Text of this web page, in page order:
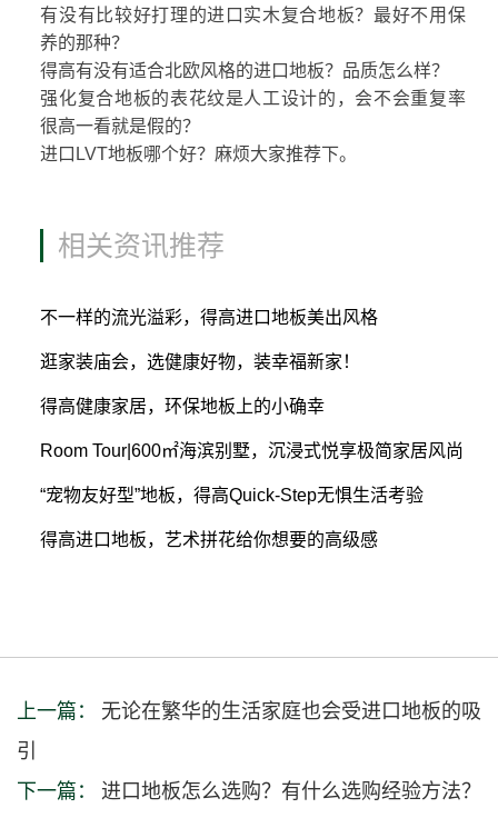
有没有比较好打理的进口实木复合地板？最好不用保
养的那种？
得高有没有适合北欧风格的进口地板？品质怎么样？
强化复合地板的表花纹是人工设计的，会不会重复率
很高一看就是假的？
进口LVT地板哪个好？麻烦大家推荐下。
相关资讯推荐
不一样的流光溢彩，得高进口地板美出风格
逛家装庙会，选健康好物，装幸福新家！
得高健康家居，环保地板上的小确幸
Room Tour|600㎡海滨别墅，沉浸式悦享极简家居风尚
“宠物友好型”地板，得高Quick-Step无惧生活考验
得高进口地板，艺术拼花给你想要的高级感
上一篇：
无论在繁华的生活家庭也会受进口地板的吸
引
下一篇：
进口地板怎么选购？有什么选购经验方法？